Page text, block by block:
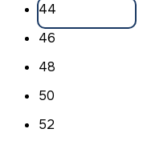
44
46
48
50
52